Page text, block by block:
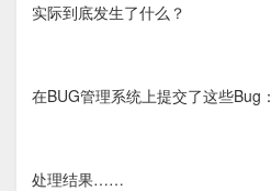
实际到底发生了什么？
在BUG管理系统上提交了这些Bug：
处理结果……